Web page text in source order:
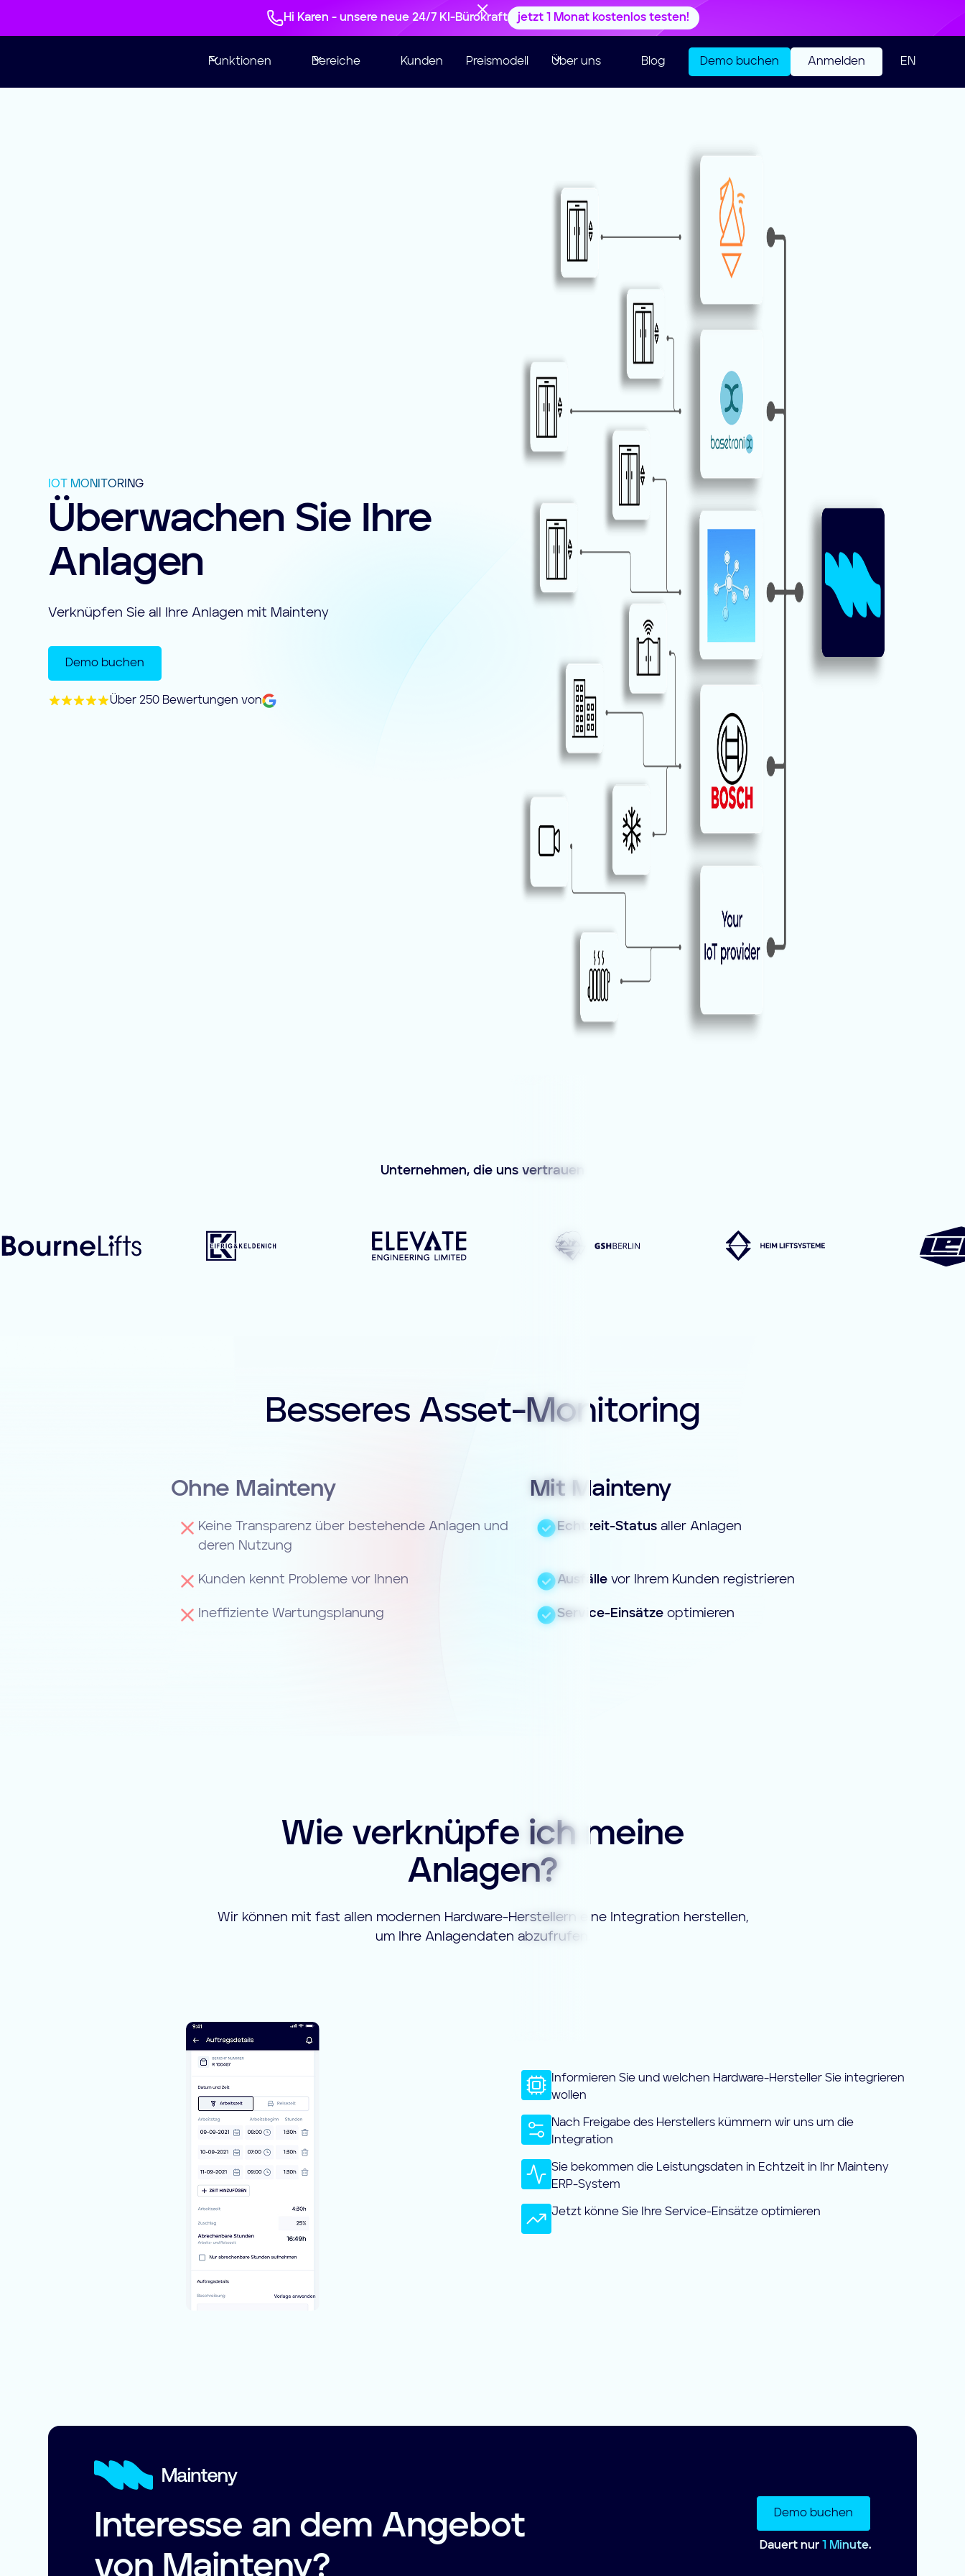
Hi Karen - unsere neue 24/7 KI-Bürokraft jetzt 1 Monat kostenlos testen!
Funktionen Bereiche Kunden Preismodell Über uns Blog Demo buchen Anmelden EN
IOT MONITORING
Überwachen Sie Ihre
Anlagen
Verknüpfen Sie all Ihre Anlagen mit Mainteny
Demo buchen
Über 250 Bewertungen von
Unternehmen, die uns vertrauen
Besseres Asset-Monitoring
Ohne Mainteny
Keine Transparenz über bestehende Anlagen und
deren Nutzung
Kunden kennt Probleme vor Ihnen
Ineffiziente Wartungsplanung
Mit Mainteny
Echtzeit-Statusaller Anlagen
Ausfällevor Ihrem Kunden registrieren
Service-Einsätzeoptimieren
Wie verknüpfe ich meine
Anlagen?
Wir können mit fast allen modernen Hardware-Herstellern eine Integration herstellen,
um Ihre Anlagendaten abzufrufen.
Informieren Sie und welchen Hardware-Hersteller Sie integrieren
wollen
Nach Freigabe des Herstellers kümmern wir uns um die
Integration
Sie bekommen die Leistungsdaten in Echtzeit in Ihr Mainteny
ERP-System
Jetzt könne Sie Ihre Service-Einsätze optimieren
Interesse an dem Angebot
von Mainteny?
Demo buchen
Dauert nur 1 Minute.